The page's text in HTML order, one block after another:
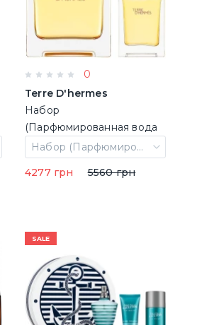
0
Terre D'hermes
Набор
(Парфюмированная вода
75 ml + Парфюмированная
вода 12.5 ml)
(3346131430635)
Набор (Парфюмированная вода 75 ml + Парфюмированная вода 12.5 ml)
4277 грн
5560 грн
SALE